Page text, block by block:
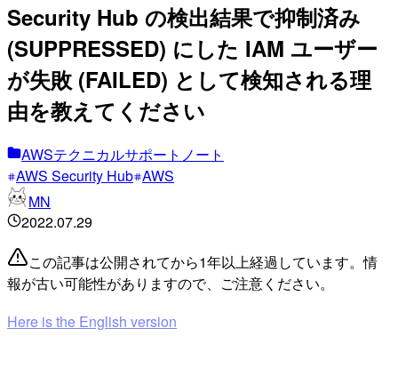
Security Hub の検出結果で抑制済み
(SUPPRESSED) にした IAM ユーザー
が失敗 (FAILED) として検知される理
由を教えてください
AWSテクニカルサポートノート
AWS Security Hub AWS
MN
2022.07.29
この記事は公開されてから1年以上経過しています。情
報が古い可能性がありますので、ご注意ください。
Here is the English version